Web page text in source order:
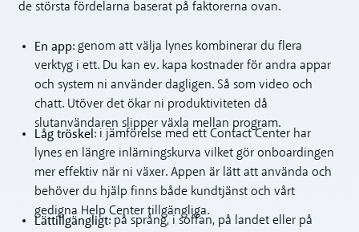
de största fördelarna baserat på faktorerna ovan.
En app: genom att välja lynes kombinerar du flera
verktyg i ett. Du kan ev. kapa kostnader för andra appar
och system ni använder dagligen. Så som video och
chatt. Utöver det ökar ni produktiviteten då
slutanvändaren slipper växla mellan program.
Låg tröskel: i jämförelse med ett Contact Center har
lynes en längre inlärningskurva vilket gör onboardingen
mer effektiv när ni växer. Appen är lätt att använda och
behöver du hjälp finns både kundtjänst och vårt
gedigna Help Center tillgängliga.
Lättillgängligt: på språng, i soffan, på landet eller på